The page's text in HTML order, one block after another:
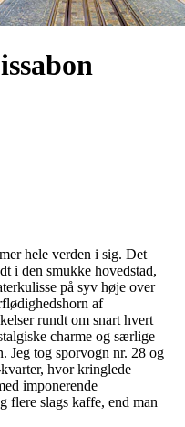
hele verden i sig. Det
i den smukke hovedstad,
på syv høje over
af
rundt om snart hvert
charme og særlige
Jeg tog sporvogn nr. 28 og
hvor kringlede
imponerende
flere slags kaffe, end man